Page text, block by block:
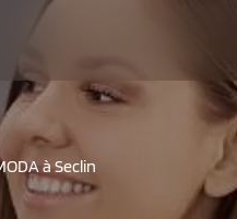
à Seclin